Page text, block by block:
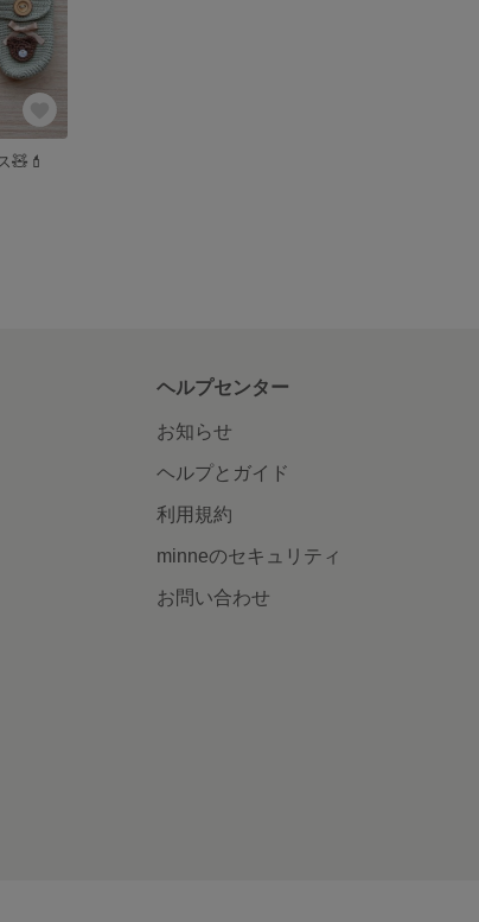
🧸💄
ヘルプセンター
お知らせ
ヘルプとガイド
利用規約
minneのセキュリティ
お問い合わせ